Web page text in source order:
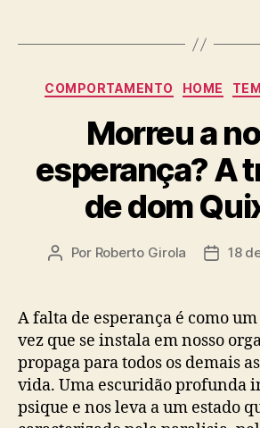
COMPORTAMENTO HOME
Morreu a
esperança? A
de dom
Autor
Por Roberto Girola
Data
18
A falta de esperança é como
vez que se instala em nosso
propaga para todos os demais
vida. Uma escuridão profunda
psique e nos leva a um estado